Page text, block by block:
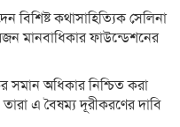
বিশিষ্ট কথাসাহিত্যিক সেলিনা
মানবাধিকার ফাউন্ডেশনের
সমান অধিকার নিশ্চিত করা
এ বৈষম্য দূরীকরণের দাবি